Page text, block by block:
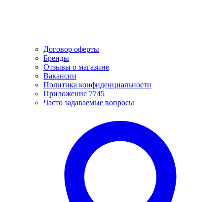
Договор оферты
Бренды
Отзывы о магазине
Вакансии
Политика конфиденциальности
Приложение 7745
Часто задаваемые вопросы